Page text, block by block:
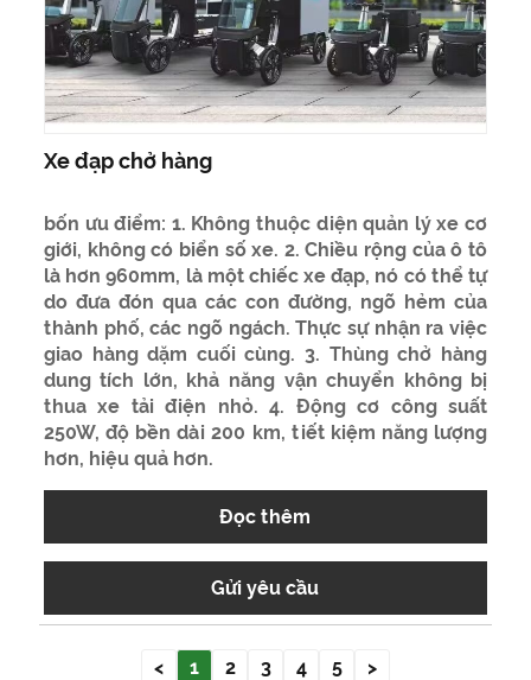
Xe đạp chở hàng
bốn ưu điểm: 1. Không thuộc diện quản lý xe cơ
giới, không có biển số xe. 2. Chiều rộng của ô tô
là hơn 960mm, là một chiếc xe đạp, nó có thể tự
do đưa đón qua các con đường, ngõ hẻm của
thành phố, các ngõ ngách. Thực sự nhận ra việc
giao hàng dặm cuối cùng. 3. Thùng chở hàng
dung tích lớn, khả năng vận chuyển không bị
thua xe tải điện nhỏ. 4. Động cơ công suất
250W, độ bền dài 200 km, tiết kiệm năng lượng
hơn, hiệu quả hơn.
Đọc thêm
Gửi yêu cầu
< 1 2 3 4 5 >